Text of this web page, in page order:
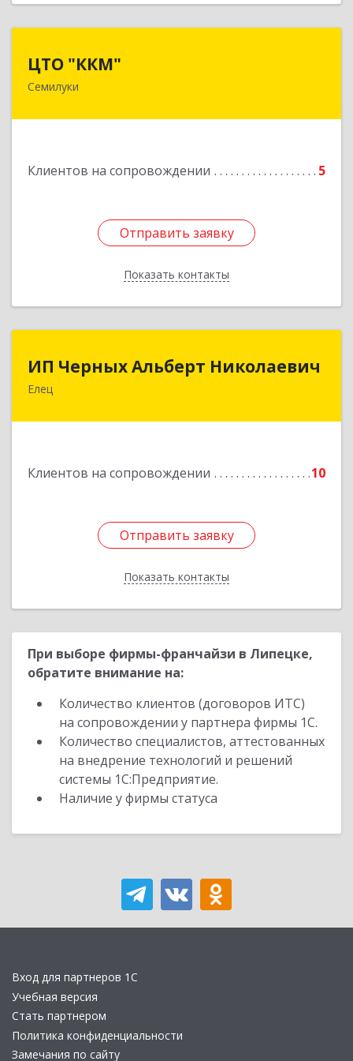
ЦТО "ККМ"
Семилуки
Клиентов на сопровождении 5
Отправить заявку
Показать контакты
Отправить заявку
Назад
ИП Черных Альберт Николаевич
Елец
Клиентов на сопровождении 10
Отправить заявку
Показать контакты
ИП Черных Альберт Николаевич
399771, Липецкая обл, Елец г, Н.Гусевой ул, 56А
Отправить заявку
Назад
При выборе фирмы-франчайзи в Липецке,
обратите внимание на:
Количество клиентов (договоров ИТС)
на сопровождении у партнера фирмы 1С.
Количество специалистов, аттестованных
на внедрение технологий и решений
системы 1С:Предприятие.
Наличие у фирмы статуса
Вход для партнеров 1С
Учебная версия
Стать партнером
Политика конфиденциальности
Замечания по сайту